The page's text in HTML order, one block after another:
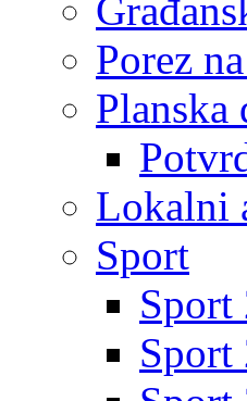
Porez
Planska
Lokalni
Sport
Sport
Sport